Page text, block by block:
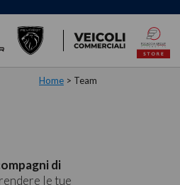
Home > Team
di
le tue